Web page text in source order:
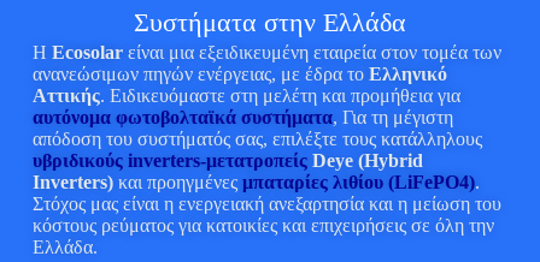
Συστήματα στην Ελλάδα
Η Ecosolarείναι μια εξειδικευμένη εταιρεία στον τομέα των
ανανεώσιμων πηγών ενέργειας, με έδρα το Ελληνικό
Αττικής. Ειδικευόμαστε στη μελέτη και προμήθεια για
αυτόνομα φωτοβολταϊκά συστήματα, Για τη μέγιστη
απόδοση του συστήματός σας, επιλέξτε τους κατάλληλους
υβριδικούς inverters-μετατροπείς Deye (Hybrid
Inverters)και προηγμένες μπαταρίες λιθίου (LiFePO4).
Στόχος μας είναι η ενεργειακή ανεξαρτησία και η μείωση του
κόστους ρεύματος για κατοικίες και επιχειρήσεις σε όλη την
Ελλάδα.